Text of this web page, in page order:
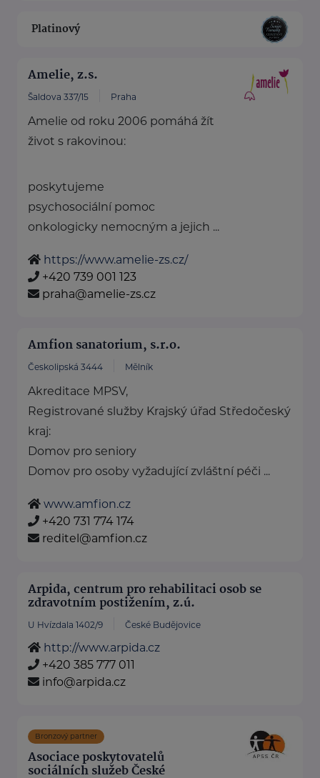
Platinový
Amelie, z.s.
Šaldova 337/15 Praha
Amelie od roku 2006 pomáhá žít
život s rakovinou:
poskytujeme
psychosociální pomoc
onkologicky nemocným a jejich ...
https://www.amelie-zs.cz/
+420 739 001 123
praha@amelie-zs.cz
Amfion sanatorium, s.r.o.
Českolipská 3444 Mělník
Akreditace MPSV,
Registrované služby Krajský úřad Středočeský
kraj:
Domov pro seniory
Domov pro osoby vyžadující zvláštní péči ...
www.amfion.cz
+420 731 774 174
reditel@amfion.cz
Arpida, centrum pro rehabilitaci osob se
zdravotním postižením, z.ú.
U Hvízdala 1402/9 České Budějovice
http://www.arpida.cz
+420 385 777 011
info@arpida.cz
Bronzový partner
Asociace poskytovatelů
sociálních služeb České